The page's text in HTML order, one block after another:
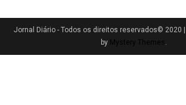
Jornal Diário - Todos os direitos reservados© 2020
by Mystery Themes .